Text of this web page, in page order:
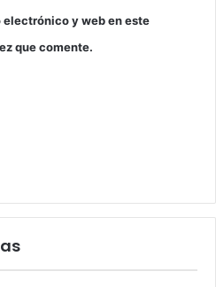
electrónico y web en este
que comente.